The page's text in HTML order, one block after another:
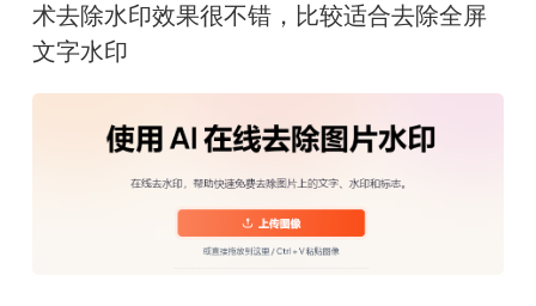
术去除水印效果很不错，比较适合去除全屏
文字水印